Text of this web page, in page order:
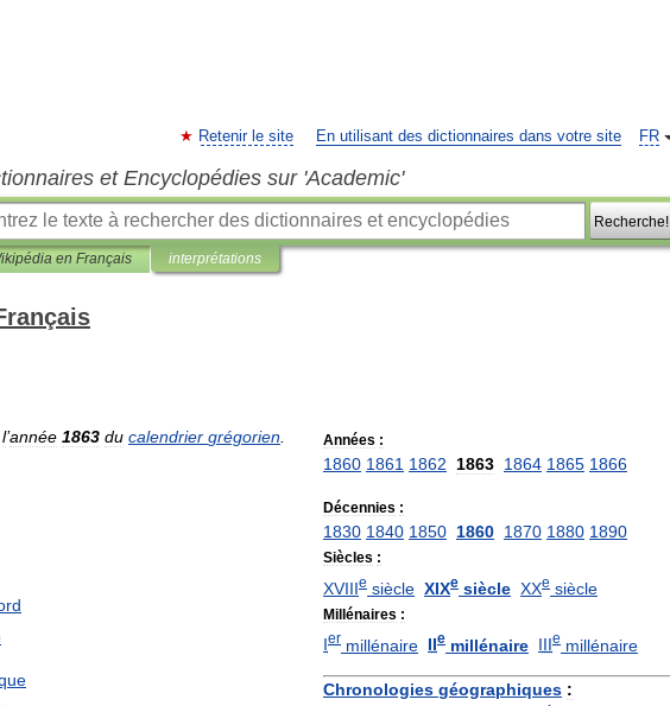
FR
Retenir le site En utilisant des dictionnaires dans votre site
et Encyclopédies sur 'Academic'
Recherche!
en Français interprétations
Années :
1860 1861 1862 1863 1864 1865 1866
Décennies :
1830 1840 1850 1860 1870 1880 1890
Siècles :
XVIIIe siècle XIXe siècle XXe siècle
Millénaires :
Ier millénaire IIe millénaire IIIe millénaire
Chronologies géographiques :
l’année 1863 du calendrier grégorien